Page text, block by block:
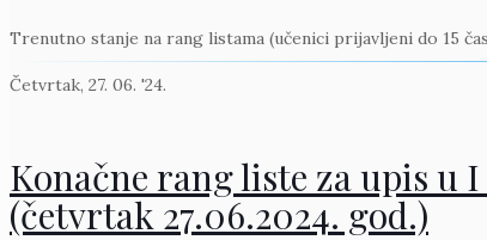
Trenutno stanje na rang listama (učenici prijavljeni do 15
Četvrtak, 27. 06. '24.
Konačne rang liste za upis u
(četvrtak 27.06.2024. god.)